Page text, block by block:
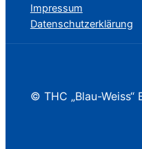
Impressum
Datenschutzerklärung
© THC „Blau-Weiss“